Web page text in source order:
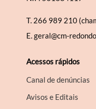
T. 266 989 210
E.geral@cm-
Acessos rápidos
Canal de denúncias
Avisos e Editais